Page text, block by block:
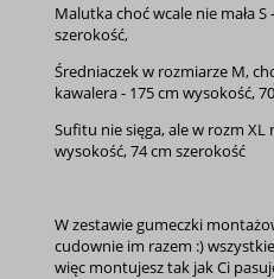
Malutka choć wcale nie mała
szerokość,
Średniaczek w rozmiarze M,
kawalera - 175 cm wysokość,
Sufitu nie sięga, ale w rozm XL
wysokość, 74 cm szerokość
W zestawie gumeczki
cudownie im razem :)
więc montujesz tak jak Ci